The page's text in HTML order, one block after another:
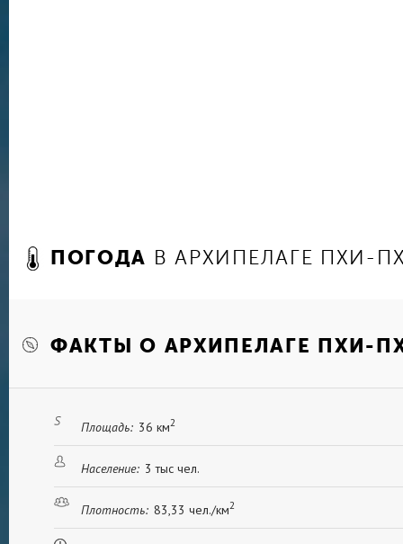
ПОГОДА В АРХИПЕЛАГЕ ПХИ-
ФАКТЫ О АРХИПЕЛАГЕ ПХИ-
Площадь: 36 км2
Население: 3 тыс чел.
Плотность: 83,33 чел./км2